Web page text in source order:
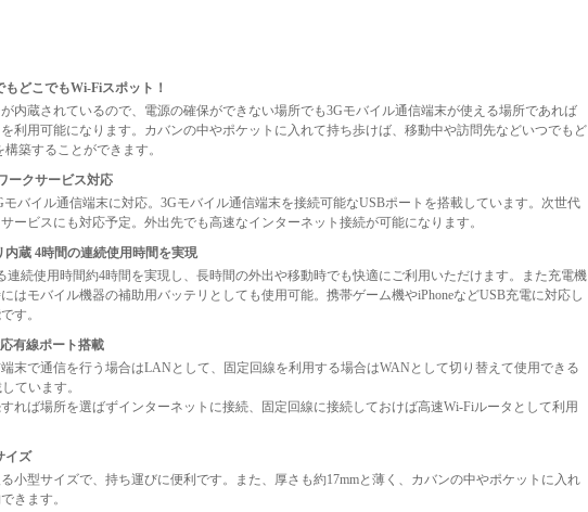
どこでもWi-Fiスポット！
内蔵されているので、電源の確保ができない場所でも3Gモバイル通信端末が使える場所であれば
利用可能になります。カバンの中やポケットに入れて持ち歩けば、移動中や訪問先などいつでもど
築することができます。
ークサービス対応
バイル通信端末に対応。3Gモバイル通信端末を接続可能なUSBポートを搭載しています。次世代
ービスにも対応予定。外出先でも高速なインターネット接続が可能になります。
蔵 4時間の連続使用時間を実現
連続使用時間約4時間を実現し、長時間の外出や移動時でも快適にご利用いただけます。また充電機
はモバイル機器の補助用バッテリとしても使用可能。携帯ゲーム機やiPhoneなどUSB充電に対応し
す。
有線ポート搭載
末で通信を行う場合はLANとして、固定回線を利用する場合はWANとして切り替えて使用できる
ています。
れば場所を選ばずインターネットに接続、固定回線に接続しておけば高速Wi-Fiルータとして利用
イズ
小型サイズで、持ち運びに便利です。また、厚さも約17mmと薄く、カバンの中やポケットに入れ
きます。